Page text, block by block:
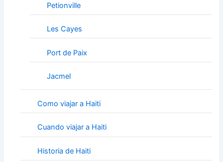
Petionville
Les Cayes
Port de Paix
Jacmel
Como viajar a Haiti
Cuando viajar a Haiti
Historia de Haiti